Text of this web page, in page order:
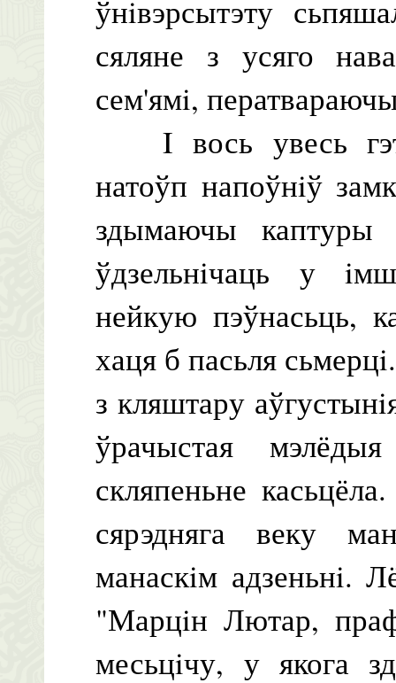
ўнiвэрсытэту
сяляне з усяго
сем'ямi,
I вось увесь
натоўп напоўнiў
здымаючы
ўдзельнiчаць у
нейкую пэўнасьць,
хаця б пасьля
з кляштару
ўрачыстая
скляпеньне
сярэдняга веку
манаскiм адзеньнi.
"Марцiн Лютар,
месьцiчу, у якога